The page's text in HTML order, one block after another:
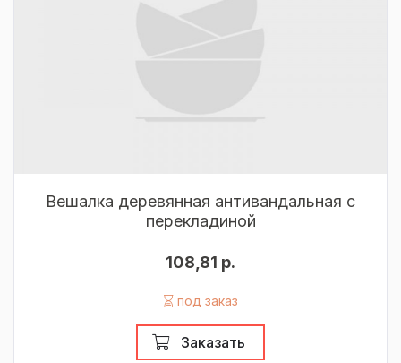
Вешалка деревянная антивандальная с
перекладиной
108,81 р.
под заказ
Заказать